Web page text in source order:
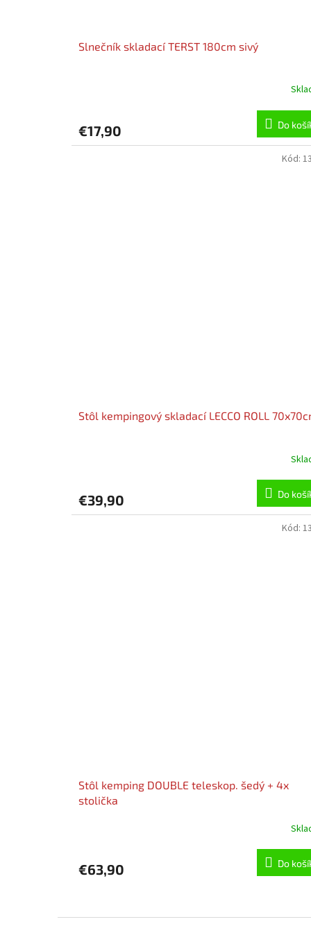
Slnečník skladací TERST 180cm sivý
€17,90 Do
Stôl kempingový skladací LECCO ROLL
€39,90 Do
Kód:
Stôl kemping DOUBLE teleskop. šedý + 4x
stolička
€63,90 Do
Kód: